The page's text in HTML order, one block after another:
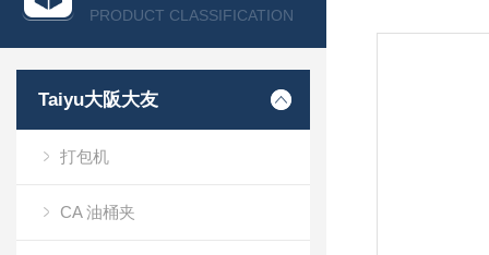
PRODUCT CLASSIFICATION
Taiyu大阪大友
打包机
CA 油桶夹